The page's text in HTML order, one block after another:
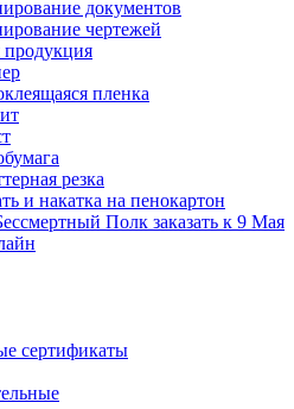
документов
чертежей
продукция
пленка
резка
и накатка на пенокартон
Полк заказать к 9 Мая
сертификаты